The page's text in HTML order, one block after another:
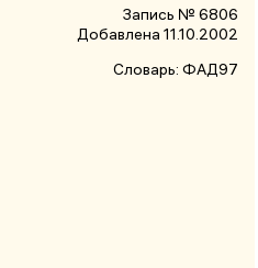
Запись № 6806
Добавлена 11.10.2002
Словарь: ФАД97